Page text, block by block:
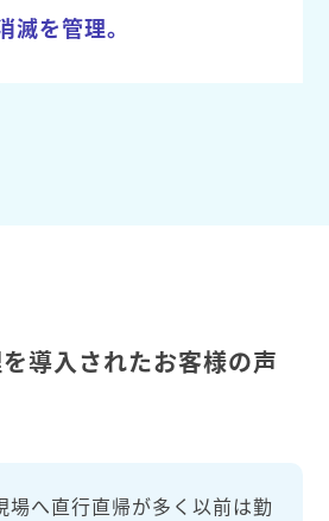
滅を管理。
導入されたお客様の声
場へ直行直帰が多く以前は勤